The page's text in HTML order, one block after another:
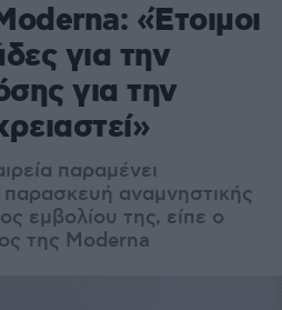
«Έτοιμοι
για την
για την
παραμένει
αναμνηστικής
εμβολίου της, είπε ο
της Moderna